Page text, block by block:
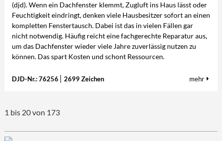
(djd). Wenn ein Dachfenster klemmt, Zugluft ins Haus lässt oder
Feuchtigkeit eindringt, denken viele Hausbesitzer sofort an einen
kompletten Fenstertausch. Dabei ist das in vielen Fällen gar
nicht notwendig. Häufig reicht eine fachgerechte Reparatur aus,
um das Dachfenster wieder viele Jahre zuverlässig nutzen zu
können. Das spart Kosten und schont Ressourcen.
DJD-Nr.: 76256 2699 Zeichen mehr
1 bis 20 von 173